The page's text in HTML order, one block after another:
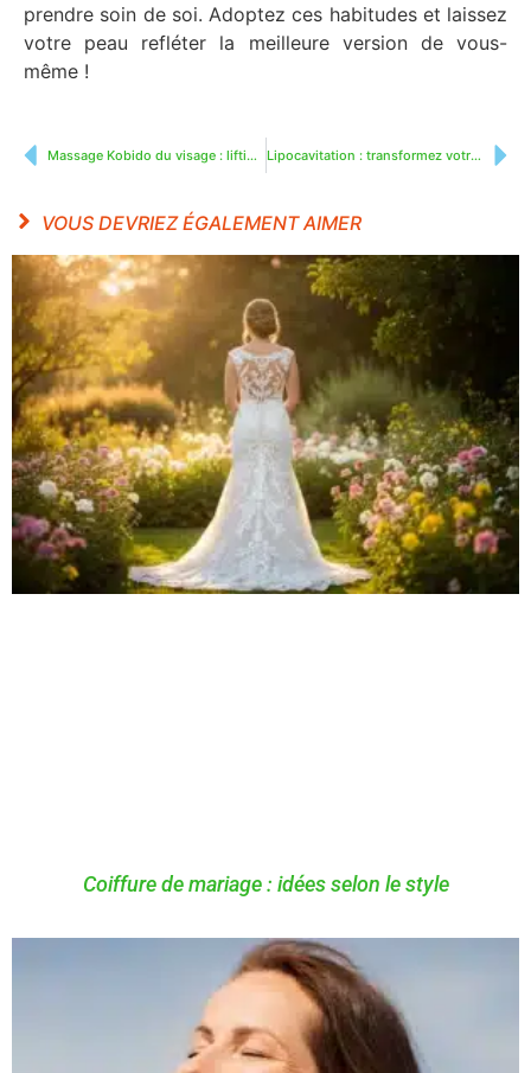
prendre soin de soi. Adoptez ces habitudes et laissez
votre peau refléter la meilleure version de vous-
même !
Massage Kobido du visage : lifting naturel japonais Lipocavitation : transformez votre silhouette sans chirurgie
VOUS DEVRIEZ ÉGALEMENT AIMER
Coiffure de mariage : idées selon le style